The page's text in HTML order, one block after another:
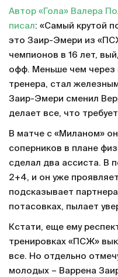
Автор «Гола» Валера
писал: «Самый крутой
это Заир-Эмери из
чемпионов в 16 лет,
офф. Меньше чем через
тренера, стал
Заир-Эмери сменил
делает все, что
В матче с «Миланом»
соперников в плане
сделал два ассиста. В
2+4, и он уже
подсказывает
потасовках, пылает
Кстати, еще ему
тренировках «ПСЖ»
все. Но отдельно
молодых – Варрена